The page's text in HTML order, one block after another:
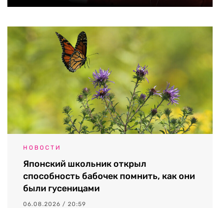
НОВОСТИ
Японский школьник открыл
способность бабочек помнить, как они
были гусеницами
06.08.2026 / 20:59